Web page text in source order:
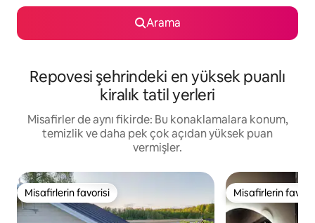
Arama
Repovesi şehrindeki en yüksek puanlı
kiralık tatil yerleri
Misafirler de aynı fikirde: Bu konaklamalara konum,
temizlik ve daha pek çok açıdan yüksek puan
vermişler.
Misafirlerin favorisi
Misafirlerin favorisi Misafirlerin
Misafirlerin